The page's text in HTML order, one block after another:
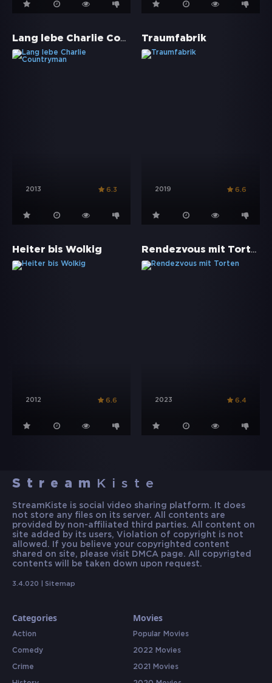
Lang lebe Charlie Countryman
2013 6.3
Traumfabrik
2019 6.6
Heiter bis Wolkig
2012 6.6
Rendezvous mit Torten
2023 6.4
Stream Kiste
StreamKiste is social video sharing platform. It does
not store any files on its server. All contents are
provided by non-affiliated third parties. All content on
site added by its users, Violation of copyright is not
allowed. If you believe your copyrighted content
shared on site, please visit DMCA page. All copyrigted
contents will be taken down upon request.
3.4.020 | Sitemap
Categories
Action
Comedy
Crime
Movies
Popular Movies
2022 Movies
2021 Movies